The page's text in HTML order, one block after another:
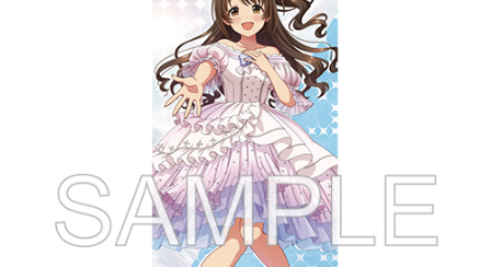
プレミアム会員とは
ACE COMBAT
パックマン